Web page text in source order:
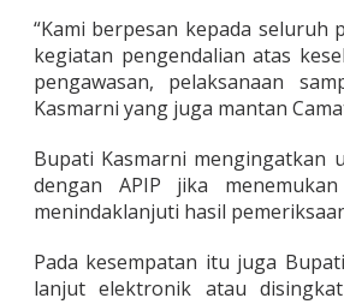
n
i
d
k
L
n
u
t
“Kami berpesan kepada
kegiatan pengendalian atas
pengawasan, pelaksanaan
Kasmarni yang juga mantan
Bupati Kasmarni mengingatkan
dengan APIP jika
menindaklanjuti hasil
Pada kesempatan itu juga
lanjut elektronik atau